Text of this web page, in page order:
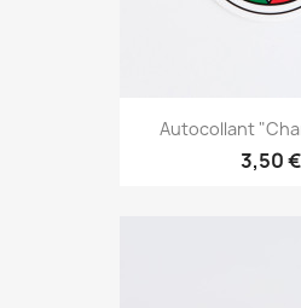
Autocollant
3,50 €